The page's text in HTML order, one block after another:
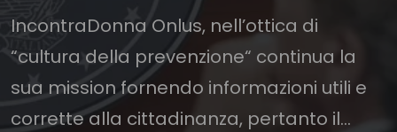
IncontraDonna Onlus, nell’ottica di
“cultura della prevenzione“ continua la
sua mission fornendo informazioni utili e
corrette alla cittadinanza, pertanto il...